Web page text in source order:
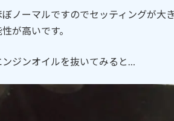
ぼノーマルですのでセッティングが大
が高いです。
ンジンオイルを抜いてみると…